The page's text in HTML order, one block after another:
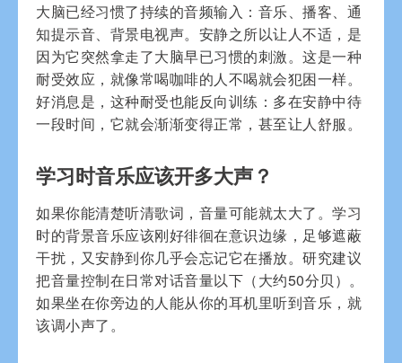
大脑已经习惯了持续的音频输入：音乐、播客、通
知提示音、背景电视声。安静之所以让人不适，是
因为它突然拿走了大脑早已习惯的刺激。这是一种
耐受效应，就像常喝咖啡的人不喝就会犯困一样。
好消息是，这种耐受也能反向训练：多在安静中待
一段时间，它就会渐渐变得正常，甚至让人舒服。
学习时音乐应该开多大声？
如果你能清楚听清歌词，音量可能就太大了。学习
时的背景音乐应该刚好徘徊在意识边缘，足够遮蔽
干扰，又安静到你几乎会忘记它在播放。研究建议
把音量控制在日常对话音量以下（大约50分贝）。
如果坐在你旁边的人能从你的耳机里听到音乐，就
该调小声了。